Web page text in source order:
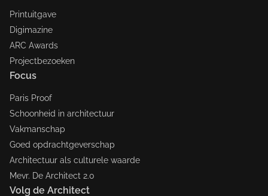
Printuitgave
Digimazine
ARC Awards
Projectbezoeken
Focus
Paris Proof
Schoonheid in architectuur
Vakmanschap
Goed opdrachtgeverschap
Architectuur als culturele waarde
Mevr. De Architect 2.0
Volg de Architect